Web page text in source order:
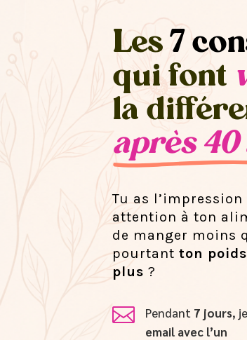
Les7
qui font
la
après 40
Tu as
attention à ton
de manger moins
pourtant ton
plus ?
 Pendant 7 jours,
email avec l’un